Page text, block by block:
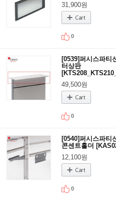
31,900원
0
[0539]퍼시스파티
터상판
49,500원
0
[0540]퍼시스파티
콘센트홀더
12,100원
0